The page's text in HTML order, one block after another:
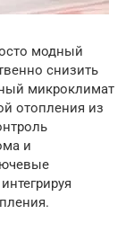
модный
снизить
микроклимат
отопления из
и